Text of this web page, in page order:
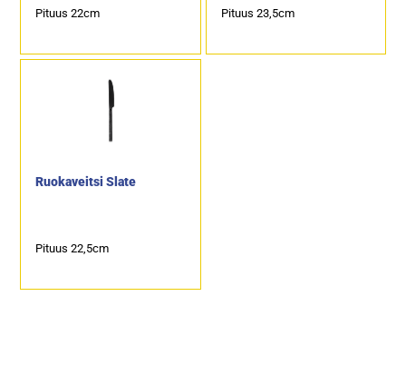
Pituus 22cm Pituus 23,5cm
Ruokaveitsi Slate
Pituus 22,5cm